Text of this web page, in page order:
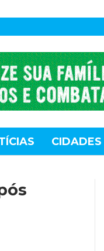
CIDADES